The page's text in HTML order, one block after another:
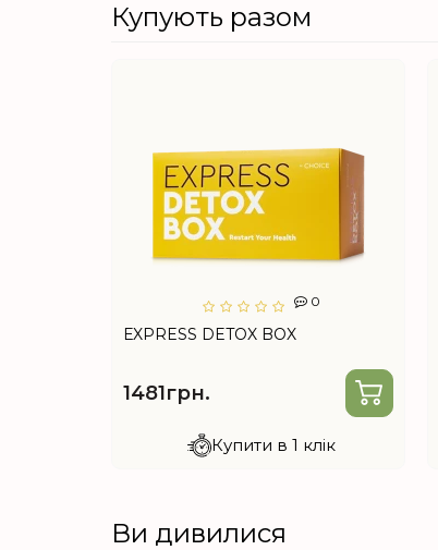
Купують разом
0
ЕXPRESS DETOX BOX
1481грн.
Купити в 1 клік
Ви дивилися